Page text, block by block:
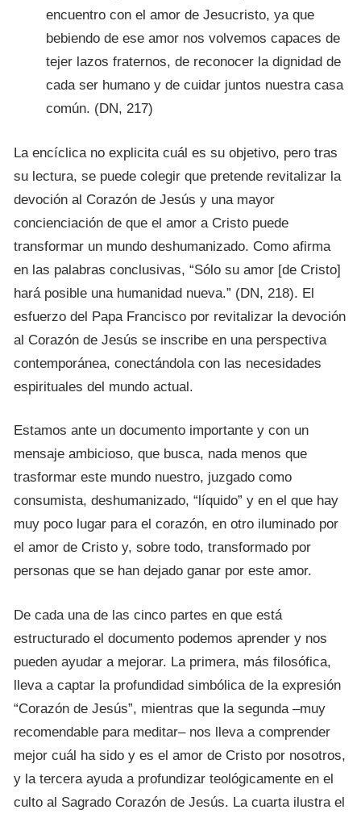
encuentro con el amor de Jesucristo, ya que
bebiendo de ese amor nos volvemos capaces de
tejer lazos fraternos, de reconocer la dignidad de
cada ser humano y de cuidar juntos nuestra casa
común. (DN, 217)
La encíclica no explicita cuál es su objetivo, pero tras
su lectura, se puede colegir que pretende revitalizar la
devoción al Corazón de Jesús y una mayor
concienciación de que el amor a Cristo puede
transformar un mundo deshumanizado. Como afirma
en las palabras conclusivas, “Sólo su amor [de Cristo]
hará posible una humanidad nueva.” (DN, 218). El
esfuerzo del Papa Francisco por revitalizar la devoción
al Corazón de Jesús se inscribe en una perspectiva
contemporánea, conectándola con las necesidades
espirituales del mundo actual.
Estamos ante un documento importante y con un
mensaje ambicioso, que busca, nada menos que
trasformar este mundo nuestro, juzgado como
consumista, deshumanizado, “líquido” y en el que hay
muy poco lugar para el corazón, en otro iluminado por
el amor de Cristo y, sobre todo, transformado por
personas que se han dejado ganar por este amor.
De cada una de las cinco partes en que está
estructurado el documento podemos aprender y nos
pueden ayudar a mejorar. La primera, más filosófica,
lleva a captar la profundidad simbólica de la expresión
“Corazón de Jesús”, mientras que la segunda –muy
recomendable para meditar– nos lleva a comprender
mejor cuál ha sido y es el amor de Cristo por nosotros,
y la tercera ayuda a profundizar teológicamente en el
culto al Sagrado Corazón de Jesús. La cuarta ilustra el